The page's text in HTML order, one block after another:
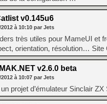
v0.145u6
2012 à 10:10 par Jets
très utiles pour MameUI et
orientation, résolution…
v2.6.0 beta
2012 à 10:07 par Jets
projet d’émulateur Sinclair